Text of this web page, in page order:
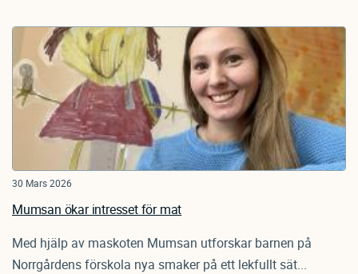
30 Mars 2026
Mumsan ökar intresset för mat
Med hjälp av maskoten Mumsan utforskar barnen på
Norrgårdens förskola nya smaker på ett lekfullt sät...